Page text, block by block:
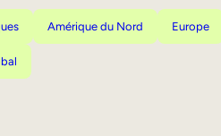
Amérique du Nord Europe